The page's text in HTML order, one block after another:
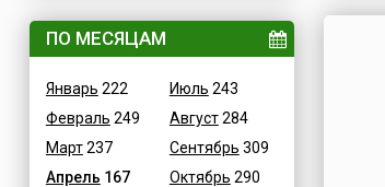
ПО МЕСЯЦАМ
Январь 222
Февраль 249
Март237
Апрель 167
Июль 243
Август284
Сентябрь 309
Октябрь 290